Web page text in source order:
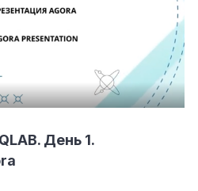
День 1.